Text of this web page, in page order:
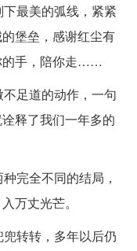
最美的弧线，紧紧
堡垒，感谢红尘有
的手，陪你走……
足道的动作，一句
释了我们一年多的
完全不同的结局，
万丈光芒。
转转，多年以后仍